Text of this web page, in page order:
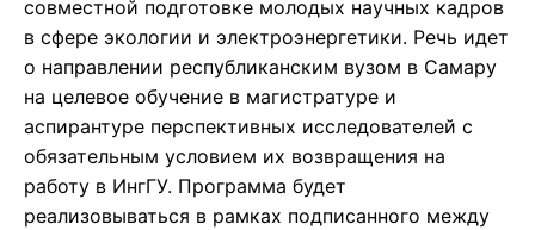
совместной подготовке молодых научных кадров
в сфере экологии и электроэнергетики. Речь идет
о направлении республиканским вузом в Самару
на целевое обучение в магистратуре и
аспирантуре перспективных исследователей с
обязательным условием их возвращения на
работу в ИнгГУ. Программа будет
реализовываться в рамках подписанного между